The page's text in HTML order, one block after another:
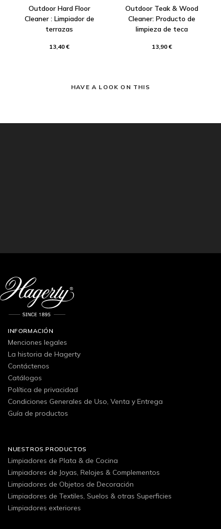
Outdoor Hard Floor
Cleaner : Limpiador de
terrazas
13,40 €
Outdoor Teak & Wood
Cleaner: Producto de
limpieza de teca
13,90 €
HAVE A LOOK ON THIS
INFORMACIÓN
Menciones legales
La historia de Hagerty
Contáctenos
Catálogos
Política de privacidad
Condiciones Generales de Uso, Venta y Entrega
Guía de productos
NUESTROS PRODUCTOS
Limpiadores de Plata & de Cocina
Limpiadores de Joyas, Relojes & Complementos
Limpiadores de Objetos de Decoración
Limpiadores de Textiles, Suelos & otras Superficies
Limpiadores exteriores